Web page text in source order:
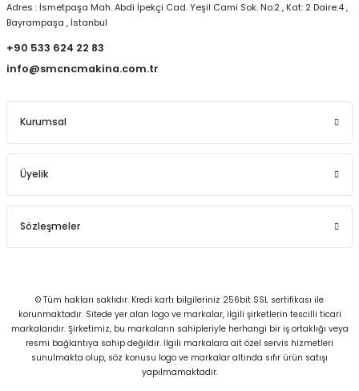
Adres : İsmetpaşa Mah. Abdi İpekçi Cad. Yeşil Cami Sok. No:2 , Kat: 2 Daire:4 ,
Bayrampaşa , İstanbul
+90 533 624 22 83
info@smcncmakina.com.tr
Kurumsal
Üyelik
Sözleşmeler
© Tüm hakları saklıdır. Kredi kartı bilgileriniz 256bit SSL sertifikası ile
korunmaktadır. Sitede yer alan logo ve markalar, ilgili şirketlerin tescilli ticari
markalarıdır. Şirketimiz, bu markaların sahipleriyle herhangi bir iş ortaklığı veya
resmi bağlantıya sahip değildir. İlgili markalara ait özel servis hizmetleri
sunulmakta olup, söz konusu logo ve markalar altında sıfır ürün satışı
yapılmamaktadır.